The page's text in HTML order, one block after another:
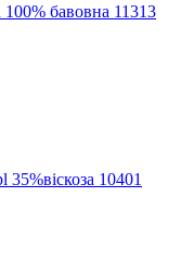
бавовна 11313
10401